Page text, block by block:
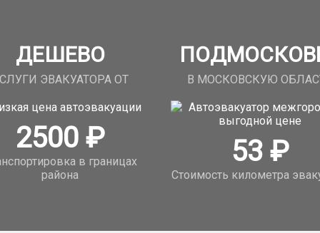
ДЕШЕВО
ЭВАКУАТОРА ОТ
2500₽
в границах
района
В МОСКОВСКУЮ
53₽
Стоимость километра